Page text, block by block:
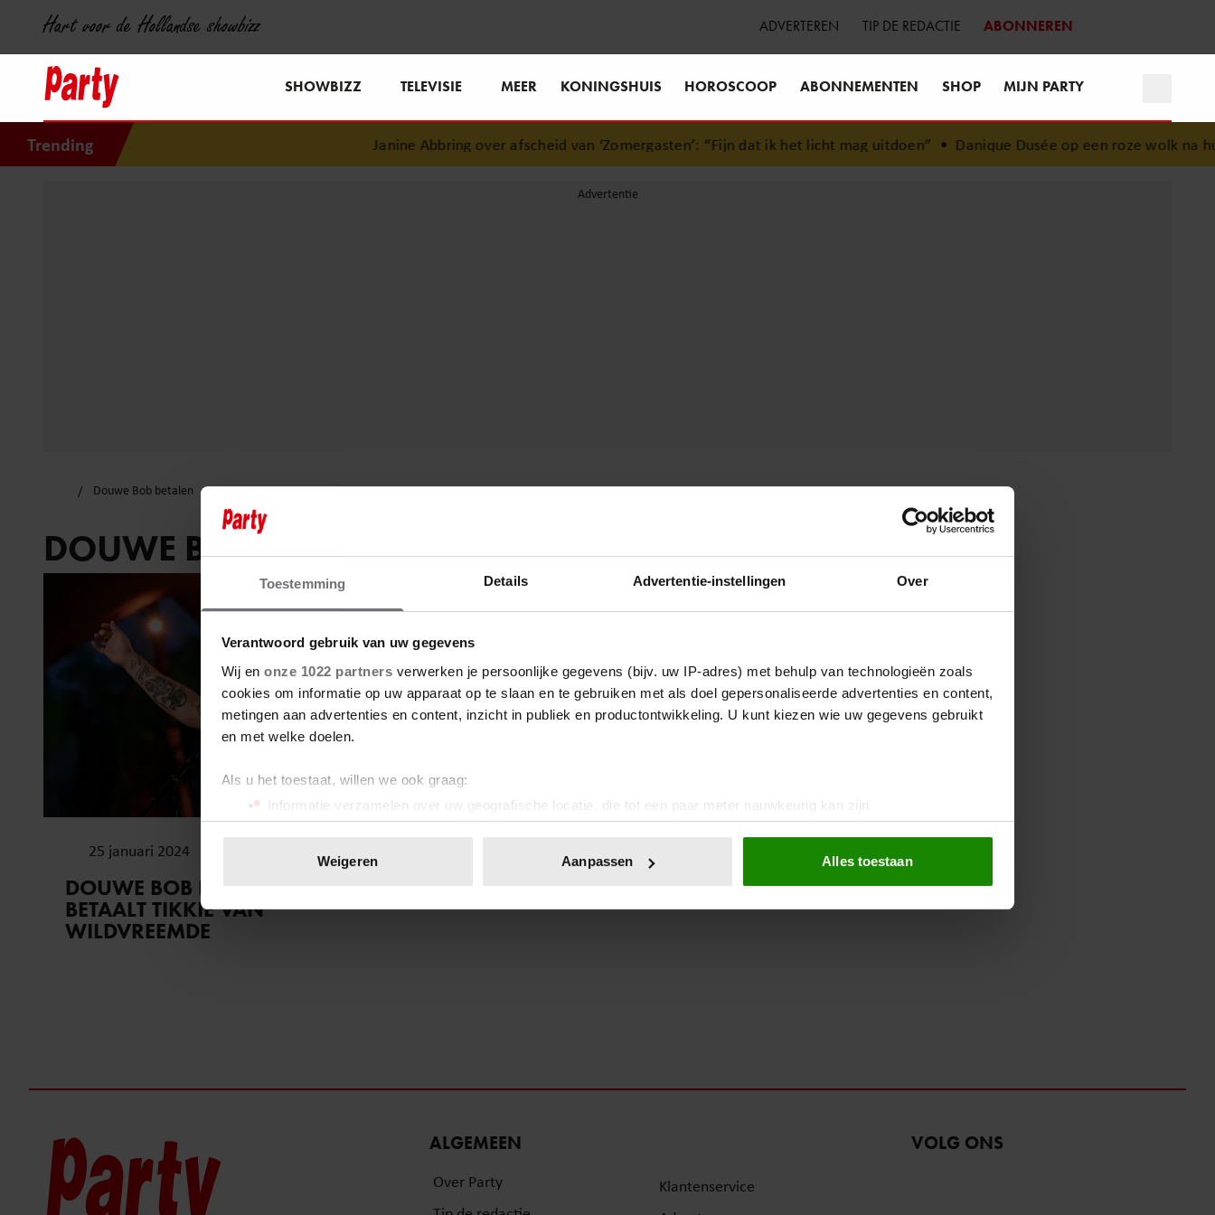
Toestemming Details Advertentie-instellingen Over
Verantwoord gebruik van uw gegevens
Wij en onze 1022 partners verwerken je persoonlijke gegevens (bijv. uw IP-adres) met behulp van technologieën zoals
cookies om informatie op uw apparaat op te slaan en te gebruiken met als doel gepersonaliseerde advertenties en content,
metingen aan advertenties en content, inzicht in publiek en productontwikkeling. U kunt kiezen wie uw gegevens gebruikt
en met welke doelen.
Als u het toestaat, willen we ook graag:
Informatie verzamelen over uw geografische locatie, die tot een paar meter nauwkeurig kan zijn
Uw apparaat identificeren door het actief te scannen op specifieke eigenschappen (fingerprinting)
toestemming op elk moment wijzigen of intrekken in de Cookieverklaring.
We gebruiken cookies om content en advertenties te personaliseren, om functies voor social media te bieden en om ons
Weigeren Aanpassen Alles toestaan
Hart voor de Hollandse showbizz ADVERTEREN TIP DE REDACTIE ABONNEREN
SHOWBIZZ TELEVISIE MEER KONINGSHUIS HOROSCOOP ABONNEMENTEN SHOP MIJN PARTY
Trending Janine Abbring over afscheid van ‘Zomergasten’: “Fijn dat ik het licht mag uitdoen”•Danique Dusée op een roze wolk na
Douwe Bob betalen
DOUWE BOB BETALEN
25 januari 2024
DOUWE BOB DOET GRAPPIG:
BETAALT TIKKIE VAN
WILDVREEMDE
ALGEMEEN
Over Party
Klantenservice
VOLG ONS